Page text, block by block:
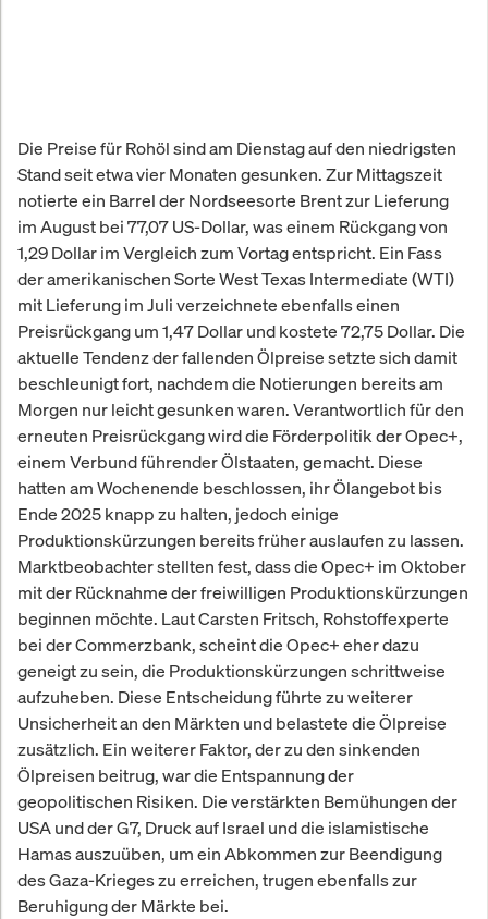
Die Preise für Rohöl sind am Dienstag auf den niedrigsten
Stand seit etwa vier Monaten gesunken. Zur Mittagszeit
notierte ein Barrel der Nordseesorte Brent zur Lieferung
im August bei 77,07 US-Dollar, was einem Rückgang von
1,29 Dollar im Vergleich zum Vortag entspricht. Ein Fass
der amerikanischen Sorte West Texas Intermediate (WTI)
mit Lieferung im Juli verzeichnete ebenfalls einen
Preisrückgang um 1,47 Dollar und kostete 72,75 Dollar. Die
aktuelle Tendenz der fallenden Ölpreise setzte sich damit
beschleunigt fort, nachdem die Notierungen bereits am
Morgen nur leicht gesunken waren. Verantwortlich für den
erneuten Preisrückgang wird die Förderpolitik der Opec+,
einem Verbund führender Ölstaaten, gemacht. Diese
hatten am Wochenende beschlossen, ihr Ölangebot bis
Ende 2025 knapp zu halten, jedoch einige
Produktionskürzungen bereits früher auslaufen zu lassen.
Marktbeobachter stellten fest, dass die Opec+ im Oktober
mit der Rücknahme der freiwilligen Produktionskürzungen
beginnen möchte. Laut Carsten Fritsch, Rohstoffexperte
bei der Commerzbank, scheint die Opec+ eher dazu
geneigt zu sein, die Produktionskürzungen schrittweise
aufzuheben. Diese Entscheidung führte zu weiterer
Unsicherheit an den Märkten und belastete die Ölpreise
zusätzlich. Ein weiterer Faktor, der zu den sinkenden
Ölpreisen beitrug, war die Entspannung der
geopolitischen Risiken. Die verstärkten Bemühungen der
USA und der G7, Druck auf Israel und die islamistische
Hamas auszuüben, um ein Abkommen zur Beendigung
des Gaza-Krieges zu erreichen, trugen ebenfalls zur
Beruhigung der Märkte bei.